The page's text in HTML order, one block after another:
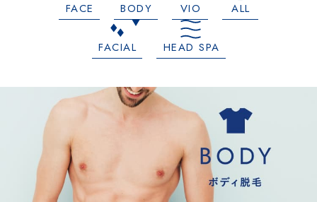
FACE BODY VIO ALL
FACIAL HEAD SPA